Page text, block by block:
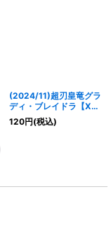
(2024/11)超刃皇竜グラ
ディ・ブレイドラ【X】
{BS68-X02}《赤》
120円(税込)